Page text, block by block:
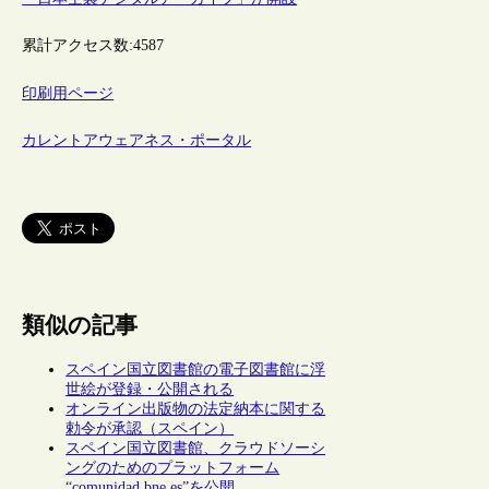
累計アクセス数:4587
印刷用ページ
カレントアウェアネス・ポータル
類似の記事
スペイン国立図書館の電子図書館に浮
世絵が登録・公開される
オンライン出版物の法定納本に関する
勅令が承認（スペイン）
スペイン国立図書館、クラウドソーシ
ングのためのプラットフォーム